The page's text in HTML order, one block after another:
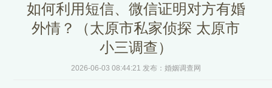
如何利用短信、微信证明对方有婚
外情？（太原市私家侦探 太原市
小三调查）
2026-06-03 08:44:21 发布：婚姻调查网